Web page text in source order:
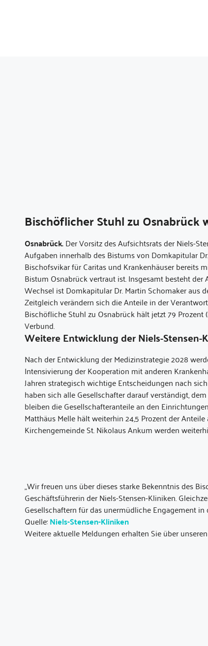
Bischöflicher Stuhl zu Osnabrück
Osnabrück.Der Vorsitz des Aufsichtsrats der Niels-
Aufgaben innerhalb des Bistums von Domkapitular
Bischofsvikar für Caritas und Krankenhäuser bereits
Bistum Osnabrück vertraut ist. Insgesamt besteht
Wechsel ist Domkapitular Dr. Martin Schomaker aus
Zeitgleich verändern sich die Anteile in der
Bischöfliche Stuhl zu Osnabrück hält jetzt 79 Prozent
Verbund.
Weitere Entwicklung der Niels-Stensen-
Nach der Entwicklung der Medizinstrategie 2028
Intensivierung der Kooperation mit anderen
Jahren strategisch wichtige Entscheidungen nach
haben sich alle Gesellschafter darauf verständigt,
bleiben die Gesellschafteranteile an den
Matthäus Melle hält weiterhin 24,5 Prozent der
Kirchengemeinde St. Nikolaus Ankum werden
„Wir freuen uns über dieses starke Bekenntnis des
Geschäftsführerin der Niels-Stensen-Kliniken.
Gesellschaftern für das unermüdliche Engagement in
Quelle:Niels-Stensen-Kliniken
Weitere aktuelle Meldungen erhalten Sie über